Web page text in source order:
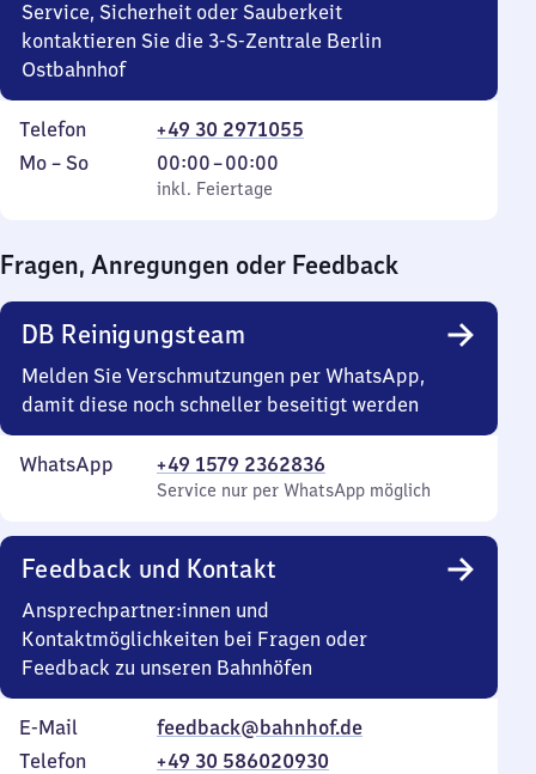
Service, Sicherheit oder Sauberkeit
kontaktieren Sie die 3-S-Zentrale Berlin
Ostbahnhof
Telefon
+49 30 2971055
Montag
Mo – So,
inkl. Feiertage
00:00–00:00
Von
0
0
Uhr
inkl. Feiertage
Fragen, Anregungen oder Feedback
DB Reinigungsteam
Melden Sie Verschmutzungen per WhatsApp,
damit diese noch schneller beseitigt werden
WhatsApp +49 1579 2362836
Service nur per WhatsApp möglich
Feedback und Kontakt
Ansprechpartner:innen und
Kontaktmöglichkeiten bei Fragen oder
Feedback zu unseren Bahnhöfen
E-Mail
feedback@bahnhof.de
Telefon
+49 30 586020930